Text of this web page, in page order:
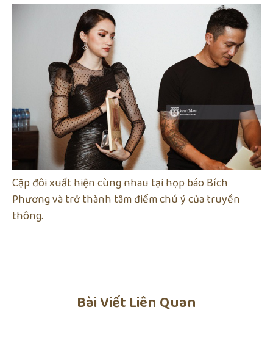
Cặp đôi xuất hiện cùng nhau tại họp báo Bích
Phương và trở thành tâm điểm chú ý của truyền
thông.
Bài Viết Liên Quan